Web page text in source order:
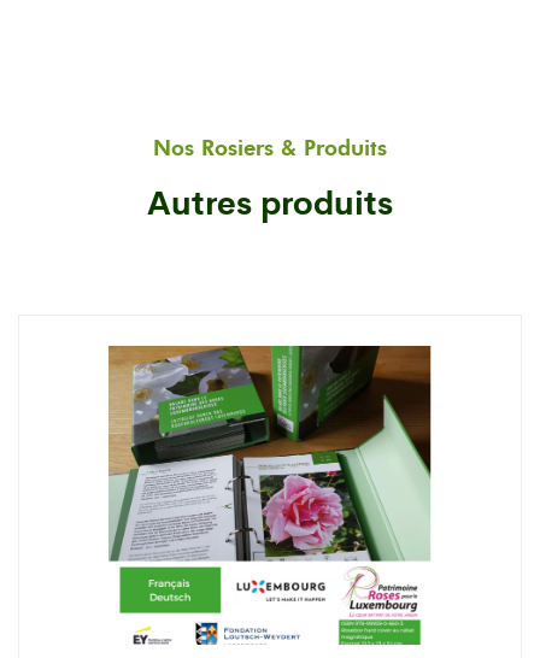
Nos Rosiers & Produits
Autres produits